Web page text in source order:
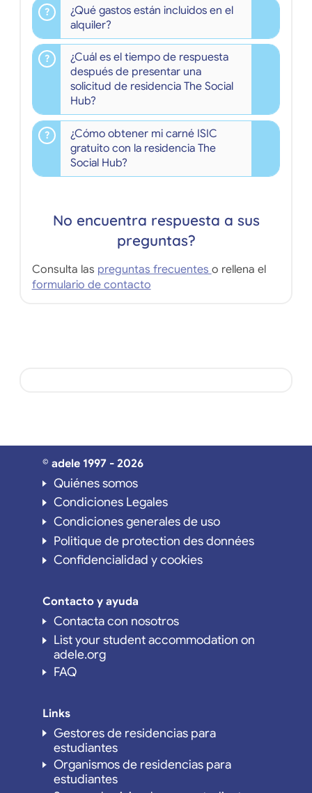
¿Qué gastos están incluidos en el
alquiler?
¿Cuál es el tiempo de respuesta
después de presentar una
solicitud de residencia The Social
Hub?
¿Cómo obtener mi carné ISIC
gratuito con la residencia The
Social Hub?
No encuentra respuesta a sus
preguntas?
Consulta las preguntas frecuentes o rellena el
formulario de contacto
© adele 1997 - 2026
Quiénes somos
Condiciones Legales
Condiciones generales de uso
Politique de protection des données
Confidencialidad y cookies
Contacto y ayuda
Contacta con nosotros
List your student accommodation on
adele.org
FAQ
Links
Gestores de residencias para
estudiantes
Organismos de residencias para
estudiantes